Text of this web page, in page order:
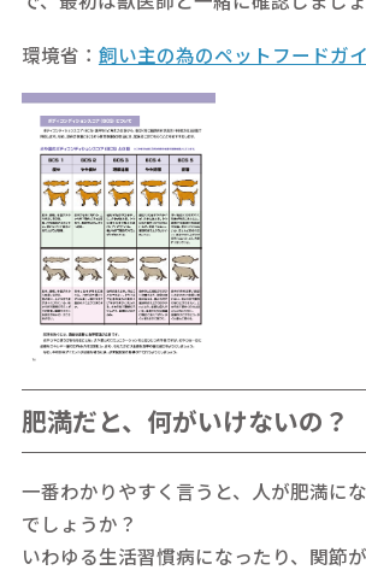
環境省： 飼い主の為のペットフードガ
肥満だと、何がいけないの？
一番わかりやすく言うと、人が肥満に
でしょうか？
いわゆる生活習慣病になったり、関節